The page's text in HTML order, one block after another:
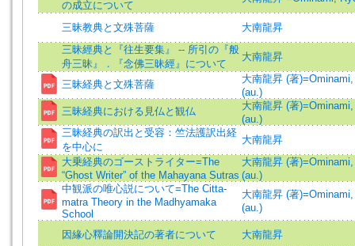
の成立について
三昧教典と文殊菩薩
大南龍昇
三昧經典と『往生要集』 -- 所引の『般
舟三昧』．『念佛三昧經』について
大南龍昇
三昧経典と文殊菩薩
大南龍昇 (著
(au.)
三昧経典における見仏と観仏
大南龍昇 (著
(au.)
三昧経典の訳出と受容：竺法護訳出経
を中心に
大南龍昇
大乗経典のゴーストライター=The
“Ghost Writer” of the Mahayana Sutras
大南龍昇 (著
(au.)
中観派の唯心説について=The Citta-
matra Theory in the Madhyamaka
School
大南龍昇 (著
(au.)
因緣心釋論開決記の著者について
大南龍昇